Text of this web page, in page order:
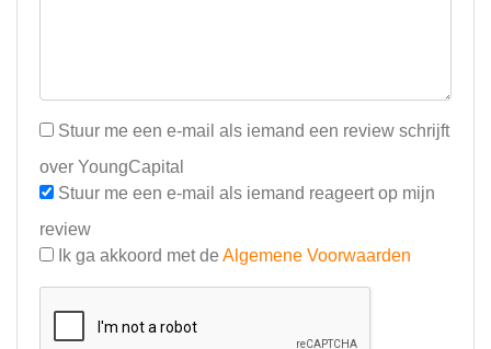
Stuur me een e-mail als iemand een review schrijft
over YoungCapital
Stuur me een e-mail als iemand reageert op mijn
review
Ik ga akkoord met de Algemene Voorwaarden